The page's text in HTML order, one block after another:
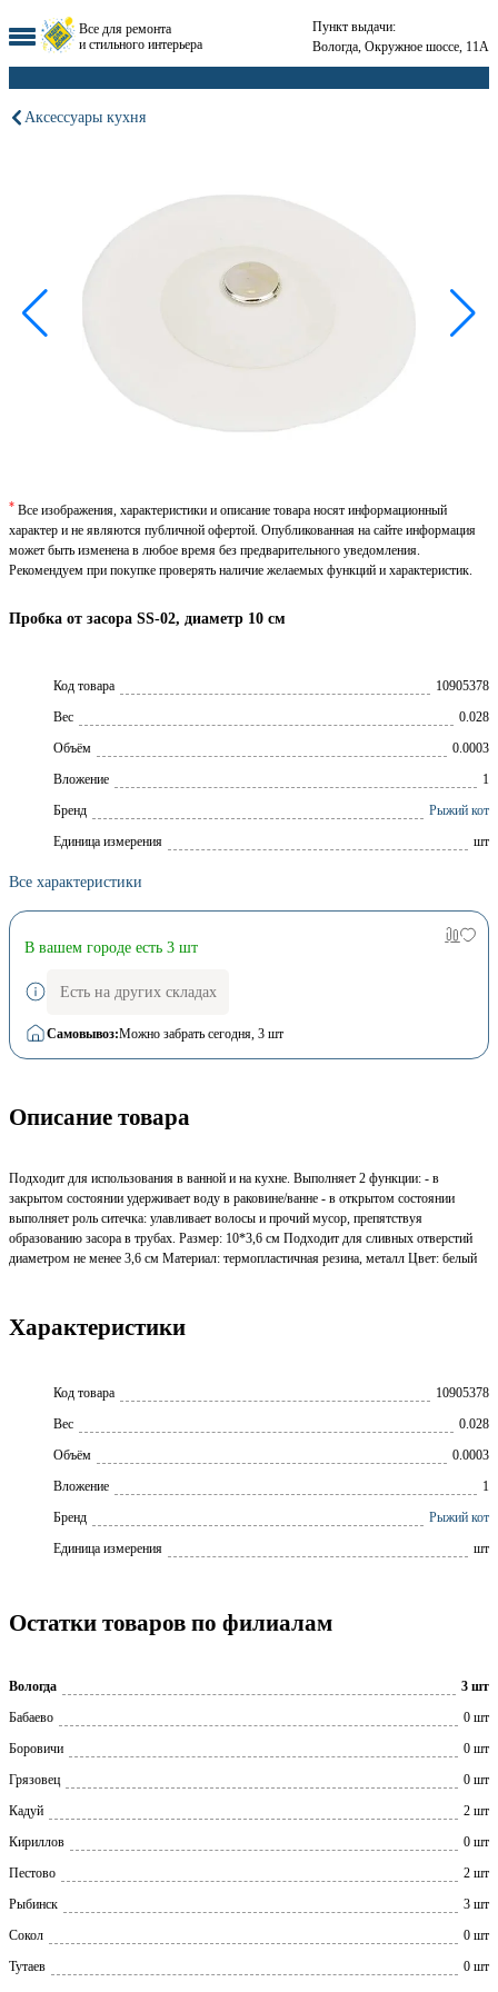
Все для ремонта
и стильного интерьера
Пункт выдачи:
Вологда, Окружное шоссе, 11А
Аксессуары кухня
Пробка от засора SS-02, диаметр 10 см
Код товара
10905378
Вес
0.028
Объём
0.0003
Вложение
1
Брeнд
Рыжий кот
Единица измерения
шт
Все характеристики
* Все изображения, характеристики и описание товара носят информационный
характер и не являются публичной офертой. Опубликованная на сайте информация
может быть изменена в любое время без предварительного уведомления.
Рекомендуем при покупке проверять наличие желаемых функций и характеристик.
В вашем городе есть 3 шт
Есть на других складах
Самовывоз:Можно забрать сегодня, 3 шт
Описание товара
Подходит для использования в ванной и на кухне. Выполняет 2 функции: - в
закрытом состоянии удерживает воду в раковине/ванне - в открытом состоянии
выполняет роль ситечка: улавливает волосы и прочий мусор, препятствуя
образованию засора в трубах. Размер: 10*3,6 см Подходит для сливных отверстий
диаметром не менее 3,6 см Материал: термопластичная резина, металл Цвет: белый
Характеристики
Код товара
10905378
Вес
0.028
Объём
0.0003
Вложение
1
Бренд
Рыжий кот
Единица измерения
шт
Остатки товаров по филиалам
Вологда
3 шт
Бабаево
0 шт
Боровичи
0 шт
Грязовец
0 шт
Кадуй
2 шт
Кириллов
0 шт
Пестово
2 шт
Рыбинск
3 шт
Сокол
0 шт
Тутаев
0 шт